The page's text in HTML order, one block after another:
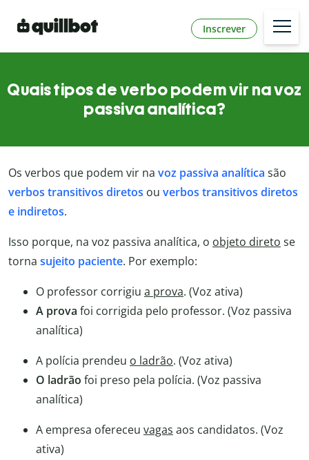
Inscrever
Quais tipos de verbo podem vir na voz
passiva analítica?
Os verbos que podem vir na voz passiva analítica são
verbos transitivos diretos ou verbos transitivos diretos
e indiretos.
Isso porque, na voz passiva analítica, o objeto direto se
torna sujeito paciente. Por exemplo:
O professor corrigiu a prova. (Voz ativa)
A prova foi corrigida pelo professor. (Voz passiva
analítica)
A polícia prendeu o ladrão. (Voz ativa)
O ladrão foi preso pela polícia. (Voz passiva
analítica)
A empresa ofereceu vagas aos candidatos. (Voz
ativa)